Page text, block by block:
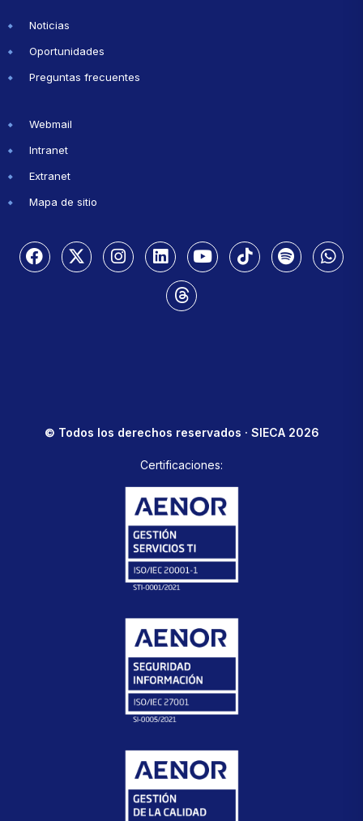
Noticias
Oportunidades
Preguntas frecuentes
Webmail
Intranet
Extranet
Mapa de sitio
© Todos los derechos reservados · SIECA 2026
Certificaciones: